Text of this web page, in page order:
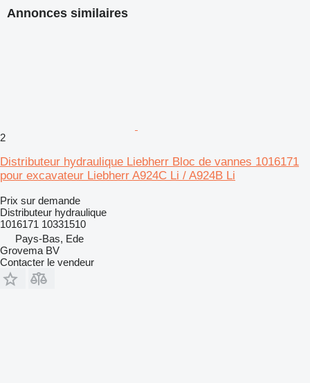
Annonces similaires
2
Distributeur hydraulique Liebherr Bloc de vannes 1016171
pour excavateur Liebherr A924C Li / A924B Li
Prix sur demande
Distributeur hydraulique
1016171 10331510
Pays-Bas, Ede
Grovema BV
Contacter le vendeur